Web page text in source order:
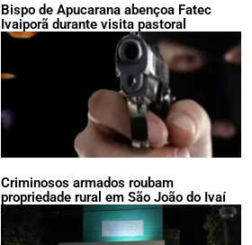
Bispo de Apucarana abençoa Fatec
Ivaiporã durante visita pastoral
Criminosos armados roubam
propriedade rural em São João do Ivaí